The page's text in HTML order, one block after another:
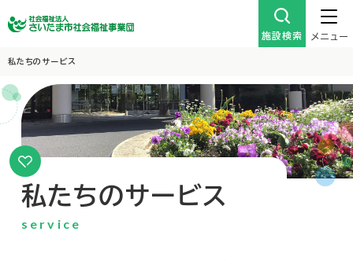
施設検索 メニュー
私たちのサービス
私たちのサービス
service